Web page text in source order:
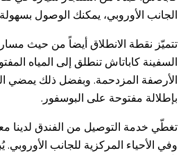
الجانب الأوروبي، يمكنك الوصول
تتميّز نقطة الانطلاق أيضاً من حيث
السفينة كاباتاش تنطلق إلى المياه
الأرصفة المزدحمة. وبفضل ذلك يمضي
بإطلالة مفتوحة على البوسفور.
تغطّي خدمة التوصيل من الفندق لدينا
وفي الأحياء المركزية للجانب الأوروبي.